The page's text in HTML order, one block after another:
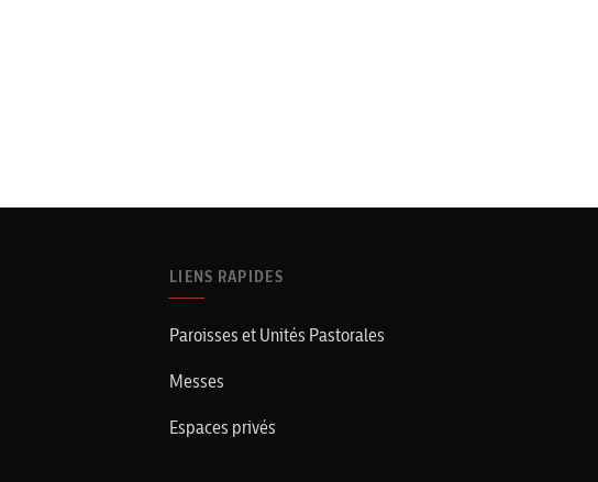
LIENS RAPIDES
Paroisses et Unités Pastorales
Messes
Espaces privés